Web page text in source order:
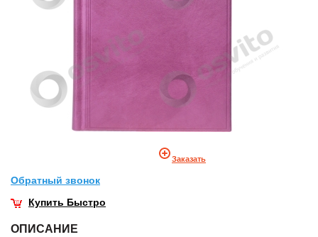
Заказать
Обратный звонок
Купить Быстро
ОПИСАНИЕ